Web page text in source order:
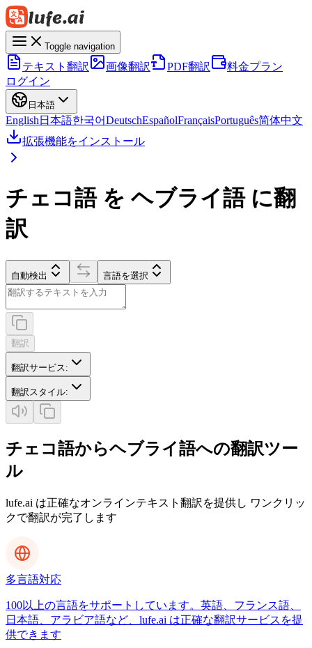
Toggle navigation
テキスト翻訳 画像翻訳 PDF翻訳
料金プラン
ログイン
日本語
English 日本語한국어DeutschEspañolFrançaisPortuguês简体中文
拡張機能をインストール
チェコ語 を ヘブライ語 に翻
訳
自動検出 言語を選択
翻訳
翻訳サービス :
翻訳スタイル:
チェコ語からヘブライ語への翻訳ツー
ル
lufe.ai は正確なオンラインテキスト翻訳を提供し ワンクリッ
クで翻訳が完了します
多言語対応
100以上の言語をサポートしています。英語、フランス語、
日本語、アラビア語など、lufe.ai は正確な翻訳サービスを提
供できます